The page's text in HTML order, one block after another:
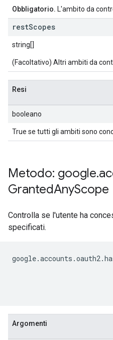
Obbligatorio. L'ambito da
restScopes
string[]
(Facoltativo) Altri ambiti da
Resi
booleano
True se tutti gli ambiti sono
Metodo: google.
GrantedAnyScope
Controlla se l'utente ha
specificati.
google.accounts .oauth2.
Argomenti